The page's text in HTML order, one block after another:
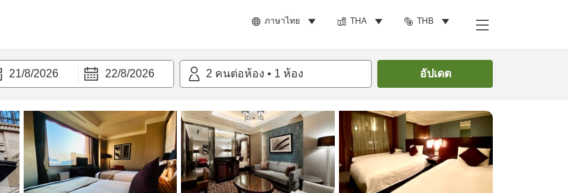
ภาษาไทย THA THB
21/8/2026 22/8/2026 2 คนต่อห้อง • 1 ห้อง อัปเดต
ค้นหาห้องพัก